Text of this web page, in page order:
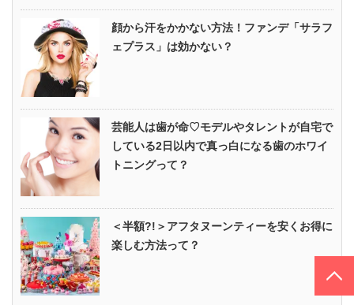
顔から汗をかかない方法！ファンデ「サラフ
ェプラス」は効かない？
芸能人は歯が命♡モデルやタレントが自宅で
している2日以内で真っ白になる歯のホワイ
トニングって？
＜半額?!＞アフタヌーンティーを安くお得に
楽しむ方法って？